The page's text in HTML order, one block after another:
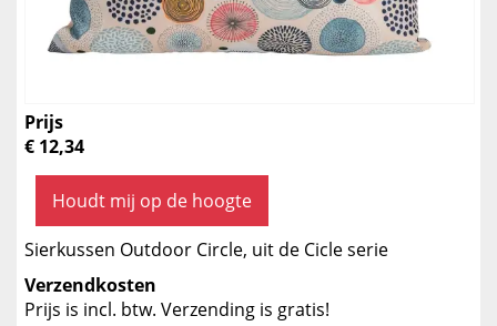
Prijs
€ 12,34
Houdt mij op de hoogte
Sierkussen Outdoor Circle, uit de Cicle serie
Verzendkosten
Prijs is incl. btw. Verzending is gratis!